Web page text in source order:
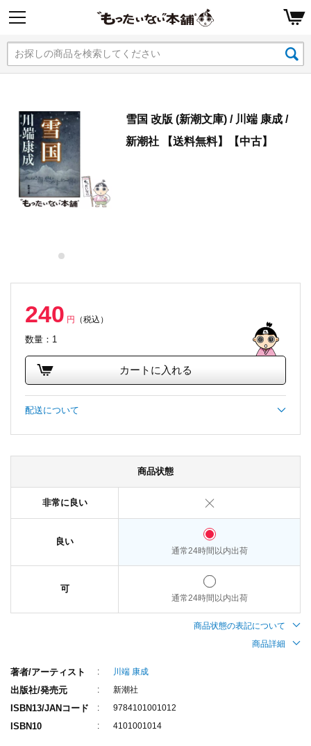
雪国 改版 (新潮文庫) / 川端 康成 /
新潮社 【送料無料】【中古】
240 円 （税込）
数量：1
カートに入れる
配送について
商品状態
非常に良い
良い
通常24時間以内出荷
可
通常24時間以内出荷
商品状態の表記について
商品詳細
著者/アーティスト 川端 康成
出版社/発売元 新潮社
ISBN13/JANコード 9784101001012
ISBN10 4101001014